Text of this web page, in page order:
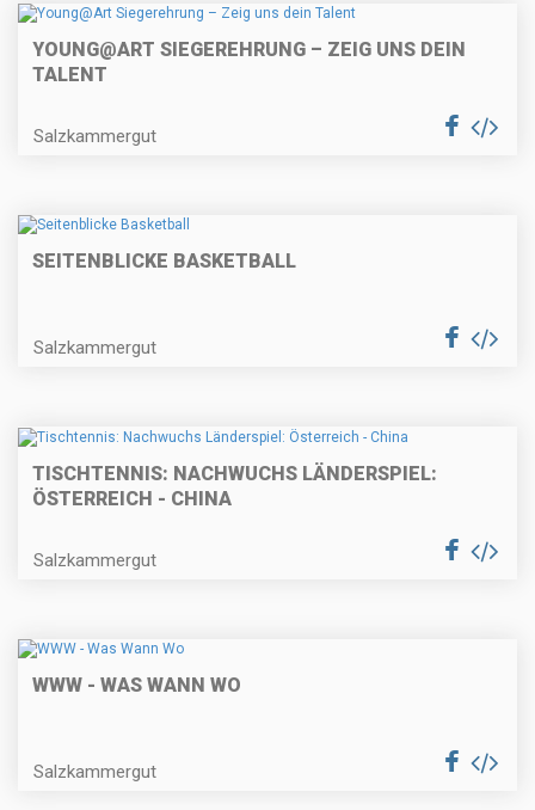
YOUNG@ART SIEGEREHRUNG – ZEIG UNS DEIN
TALENT
Salzkammergut
SEITENBLICKE BASKETBALL
Salzkammergut
TISCHTENNIS: NACHWUCHS LÄNDERSPIEL:
ÖSTERREICH - CHINA
Salzkammergut
WWW - WAS WANN WO
Salzkammergut